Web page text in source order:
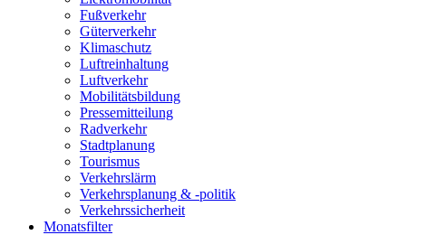
Fußverkehr
Güterverkehr
Klimaschutz
Luftreinhaltung
Luftverkehr
Mobilitätsbildung
Pressemitteilung
Radverkehr
Stadtplanung
Tourismus
Verkehrslärm
Verkehrsplanung & -politik
Verkehrssicherheit
Monatsfilter